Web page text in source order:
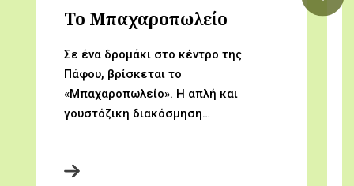
Το Μπαχαροπωλείο
Σε ένα δρομάκι στο κέντρο της
Πάφου, βρίσκεται το
«Μπαχαροπωλείο». Η απλή και
γουστόζικη διακόσμηση…